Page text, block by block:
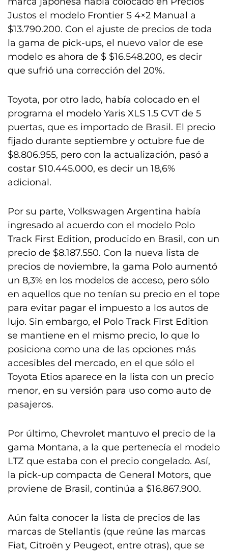
Justos el modelo Frontier S 4×2 Manual a
$13.790.200. Con el ajuste de precios de toda
la gama de pick-ups, el nuevo valor de ese
modelo es ahora de $ $16.548.200, es decir
que sufrió una corrección del 20%.
Toyota, por otro lado, había colocado en el
programa el modelo Yaris XLS 1.5 CVT de 5
puertas, que es importado de Brasil. El precio
fijado durante septiembre y octubre fue de
$8.806.955, pero con la actualización, pasó a
costar $10.445.000, es decir un 18,6%
adicional.
Por su parte, Volkswagen Argentina había
ingresado al acuerdo con el modelo Polo
Track First Edition, producido en Brasil, con un
precio de $8.187.550. Con la nueva lista de
precios de noviembre, la gama Polo aumentó
un 8,3% en los modelos de acceso, pero sólo
en aquellos que no tenían su precio en el tope
para evitar pagar el impuesto a los autos de
lujo. Sin embargo, el Polo Track First Edition
se mantiene en el mismo precio, lo que lo
posiciona como una de las opciones más
accesibles del mercado, en el que sólo el
Toyota Etios aparece en la lista con un precio
menor, en su versión para uso como auto de
pasajeros.
Por último, Chevrolet mantuvo el precio de la
gama Montana, a la que pertenecía el modelo
LTZ que estaba con el precio congelado. Así,
la pick-up compacta de General Motors, que
proviene de Brasil, continúa a $16.867.900.
Aún falta conocer la lista de precios de las
marcas de Stellantis (que reúne las marcas
Fiat, Citroën y Peugeot, entre otras), que se